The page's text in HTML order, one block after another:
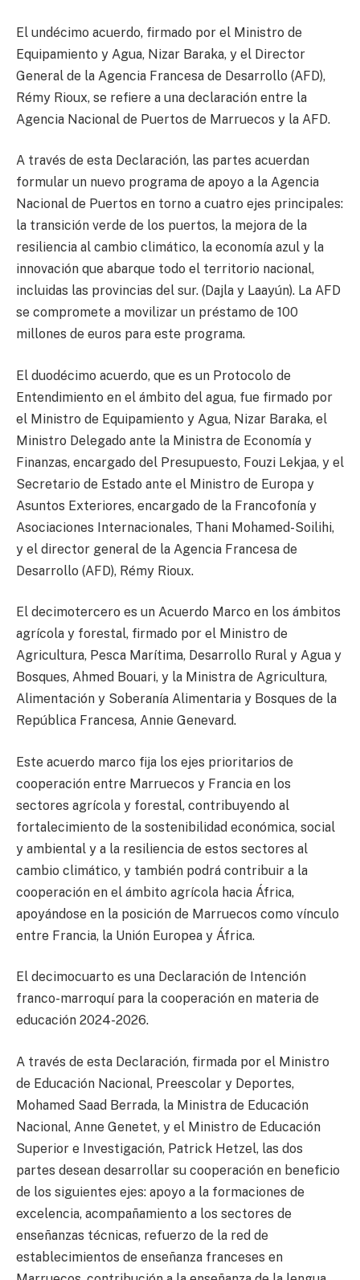
El undécimo acuerdo, firmado por el Ministro de
Equipamiento y Agua, Nizar Baraka, y el Director
General de la Agencia Francesa de Desarrollo (AFD),
Rémy Rioux, se refiere a una declaración entre la
Agencia Nacional de Puertos de Marruecos y la AFD.
A través de esta Declaración, las partes acuerdan
formular un nuevo programa de apoyo a la Agencia
Nacional de Puertos en torno a cuatro ejes principales:
la transición verde de los puertos, la mejora de la
resiliencia al cambio climático, la economía azul y la
innovación que abarque todo el territorio nacional,
incluidas las provincias del sur. (Dajla y Laayún). La AFD
se compromete a movilizar un préstamo de 100
millones de euros para este programa.
El duodécimo acuerdo, que es un Protocolo de
Entendimiento en el ámbito del agua, fue firmado por
el Ministro de Equipamiento y Agua, Nizar Baraka, el
Ministro Delegado ante la Ministra de Economía y
Finanzas, encargado del Presupuesto, Fouzi Lekjaa, y el
Secretario de Estado ante el Ministro de Europa y
Asuntos Exteriores, encargado de la Francofonía y
Asociaciones Internacionales, Thani Mohamed-Soilihi,
y el director general de la Agencia Francesa de
Desarrollo (AFD), Rémy Rioux.
El decimotercero es un Acuerdo Marco en los ámbitos
agrícola y forestal, firmado por el Ministro de
Agricultura, Pesca Marítima, Desarrollo Rural y Agua y
Bosques, Ahmed Bouari, y la Ministra de Agricultura,
Alimentación y Soberanía Alimentaria y Bosques de la
República Francesa, Annie Genevard.
Este acuerdo marco fija los ejes prioritarios de
cooperación entre Marruecos y Francia en los
sectores agrícola y forestal, contribuyendo al
fortalecimiento de la sostenibilidad económica, social
y ambiental y a la resiliencia de estos sectores al
cambio climático, y también podrá contribuir a la
cooperación en el ámbito agrícola hacia África,
apoyándose en la posición de Marruecos como vínculo
entre Francia, la Unión Europea y África.
El decimocuarto es una Declaración de Intención
franco-marroquí para la cooperación en materia de
educación 2024-2026.
A través de esta Declaración, firmada por el Ministro
de Educación Nacional, Preescolar y Deportes,
Mohamed Saad Berrada, la Ministra de Educación
Nacional, Anne Genetet, y el Ministro de Educación
Superior e Investigación, Patrick Hetzel, las dos
partes desean desarrollar su cooperación en beneficio
de los siguientes ejes: apoyo a la formaciones de
excelencia, acompañamiento a los sectores de
enseñanzas técnicas, refuerzo de la red de
establecimientos de enseñanza franceses en